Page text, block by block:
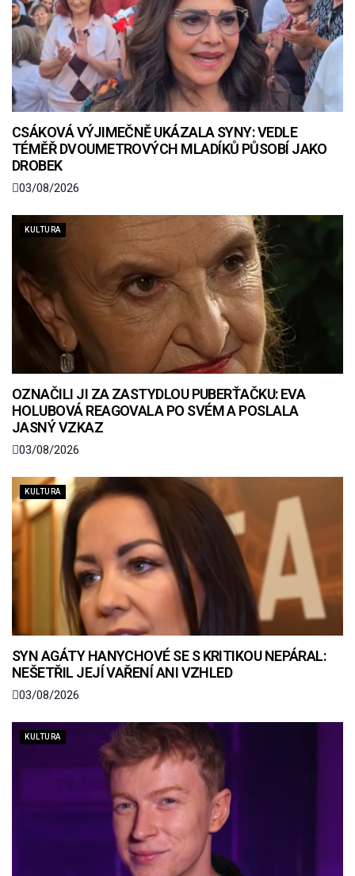
CSÁKOVÁ VÝJIMEČNĚ UKÁZALA SYNY: VEDLE
TÉMĚŘ DVOUMETROVÝCH MLADÍKŮ PŮSOBÍ JAKO
DROBEK
03/08/2026
KULTURA
OZNAČILI JI ZA ZASTYDLOU PUBERŤAČKU: EVA
HOLUBOVÁ REAGOVALA PO SVÉM A POSLALA
JASNÝ VZKAZ
03/08/2026
KULTURA
SYN AGÁTY HANYCHOVÉ SE S KRITIKOU NEPÁRAL:
NEŠETŘIL JEJÍ VAŘENÍ ANI VZHLED
03/08/2026
KULTURA